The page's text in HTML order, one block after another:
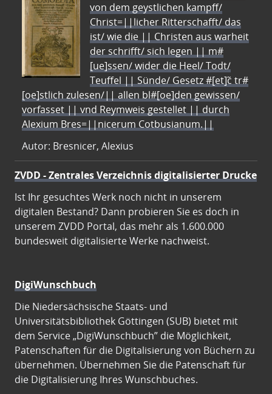
von dem geystlichen kampff/
Christ=||licher Ritterschafft/ das
ist/ wie die || Christen aus warheit
der schrifft/ sich legen || m#
[ue]ssen/ wider die Heel/ Todt/
Teuffel || Sünde/ Gesetz #[et]c̃ tr#
[oe]stlich zulesen/|| allen bl#[oe]den gewissen/
vorfasset || vnd Reymweis gestellet || durch
Alexium Bres=||nicerum Cotbusianum.||
Autor: Bresnicer, Alexius
ZVDD - Zentrales Verzeichnis digitalisierter Drucke
Ist Ihr gesuchtes Werk noch nicht in unserem
digitalen Bestand? Dann probieren Sie es doch in
unserem ZVDD Portal, das mehr als 1.600.000
bundesweit digitalisierte Werke nachweist.
DigiWunschbuch
Die Niedersächsische Staats- und
Universitätsbibliothek Göttingen (SUB) bietet mit
dem Service „DigiWunschbuch” die Möglichkeit,
Patenschaften für die Digitalisierung von Büchern zu
übernehmen. Übernehmen Sie die Patenschaft für
die Digitalisierung Ihres Wunschbuches.